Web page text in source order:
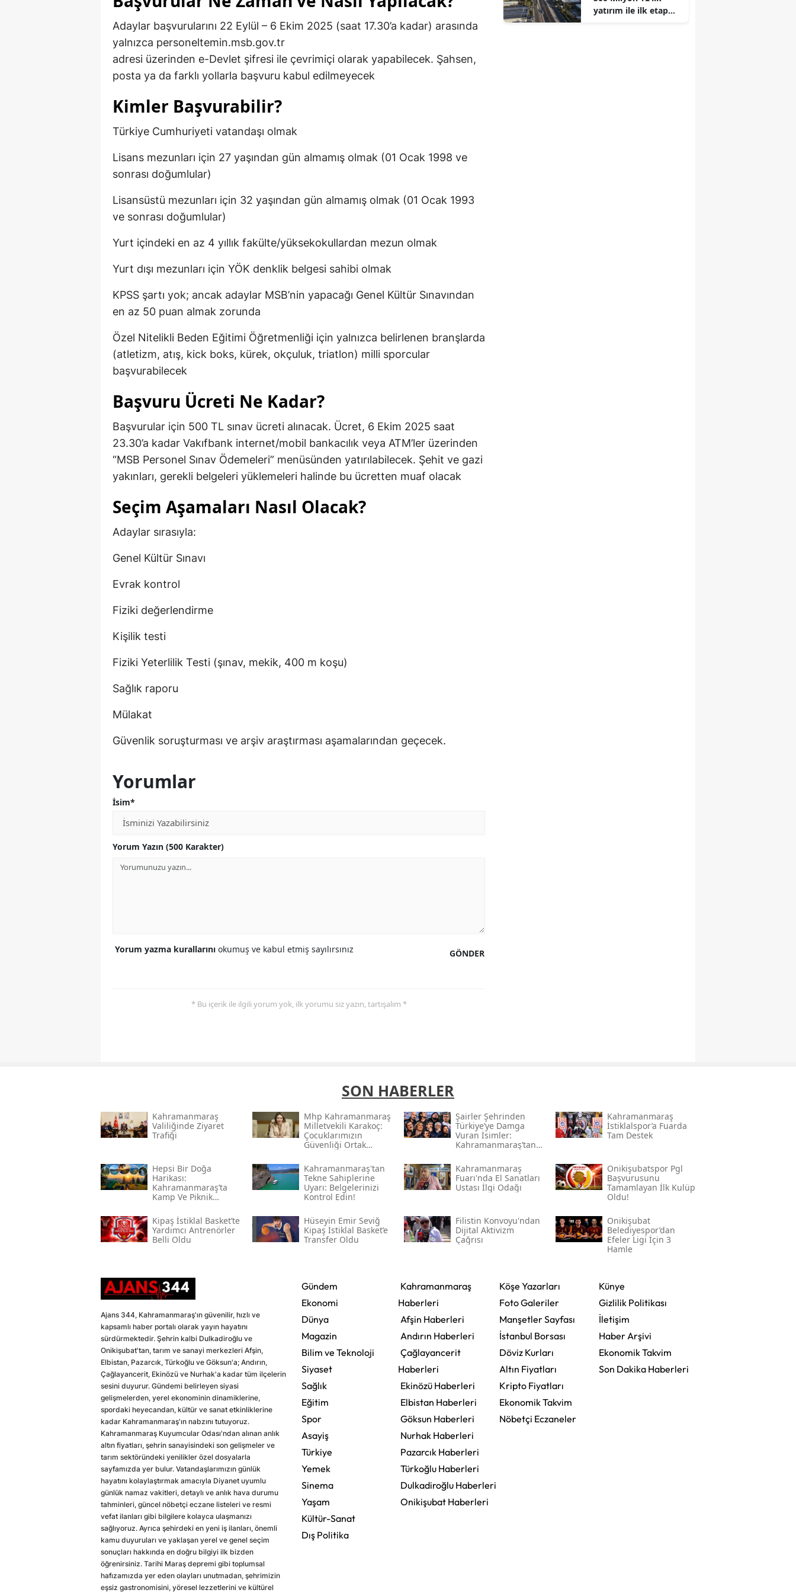
Adaylar başvurularını 22 Eylül – 6 Ekim 2025 (saat 17.30’a kadar) arasında
yalnızca personeltemin.msb.gov.tr
adresi üzerinden e-Devlet şifresi ile çevrimiçi olarak yapabilecek. Şahsen,
posta ya da farklı yollarla başvuru kabul edilmeyecek
Kimler Başvurabilir?
Türkiye Cumhuriyeti vatandaşı olmak
Lisans mezunları için 27 yaşından gün almamış olmak (01 Ocak 1998 ve
sonrası doğumlular)
Lisansüstü mezunları için 32 yaşından gün almamış olmak (01 Ocak 1993
ve sonrası doğumlular)
Yurt içindeki en az 4 yıllık fakülte/yüksekokullardan mezun olmak
Yurt dışı mezunları için YÖK denklik belgesi sahibi olmak
KPSS şartı yok; ancak adaylar MSB’nin yapacağı Genel Kültür Sınavından
en az 50 puan almak zorunda
Özel Nitelikli Beden Eğitimi Öğretmenliği için yalnızca belirlenen branşlarda
(atletizm, atış, kick boks, kürek, okçuluk, triatlon) milli sporcular
başvurabilecek
Başvuru Ücreti Ne Kadar?
Başvurular için 500 TL sınav ücreti alınacak. Ücret, 6 Ekim 2025 saat
23.30’a kadar Vakıfbank internet/mobil bankacılık veya ATM’ler üzerinden
“MSB Personel Sınav Ödemeleri” menüsünden yatırılabilecek. Şehit ve gazi
yakınları, gerekli belgeleri yüklemeleri halinde bu ücretten muaf olacak
Seçim Aşamaları Nasıl Olacak?
Adaylar sırasıyla:
Genel Kültür Sınavı
Evrak kontrol
Fiziki değerlendirme
Kişilik testi
Fiziki Yeterlilik Testi (şınav, mekik, 400 m koşu)
Sağlık raporu
Mülakat
Güvenlik soruşturması ve arşiv araştırması aşamalarından geçecek.
Yorumlar
İsim*
Yorum Yazın (500 Karakter)
GÖNDER
Yorum yazma kurallarını okumuş ve kabul etmiş sayılırsınız
* Bu içerik ile ilgili yorum yok, ilk yorumu siz yazın, tartışalım *
yatırım ile ilk etap
SON HABERLER
Kahramanmaraş
Valiliğinde Ziyaret
Trafiği
Mhp Kahramanmaraş
Milletvekili Karakoç:
Çocuklarımızın
Güvenliği Ortak
Şairler Şehrinden
Türkiye’ye Damga
Vuran İsimler:
Kahramanmaraş’tan
Kahramanmaraş
İstiklalspor’a Fuarda
Tam Destek
Hepsi Bir Doğa
Harikası:
Kahramanmaraş’ta
Kamp Ve Piknik
Güzel Alanlar
Kahramanmaraş'tan
Tekne Sahiplerine
Uyarı: Belgelerinizi
Kontrol Edin!
Kahramanmaraş
Fuarı'nda El Sanatları
Ustası İlgi Odağı
Onikişubatspor Pgl
Başvurusunu
Tamamlayan İlk Kulüp
Oldu!
Kipaş İstiklal Basket’te
Yardımcı Antrenörler
Belli Oldu
Hüseyin Emir Seviğ
Kipaş İstiklal Basket’e
Transfer Oldu
Filistin Konvoyu'ndan
Dijital Aktivizm
Çağrısı
Onikişubat
Belediyespor’dan
Efeler Ligi İçin 3
Hamle
Ajans 344, Kahramanmaraş'ın güvenilir, hızlı ve
kapsamlı haber portalı olarak yayın hayatını
sürdürmektedir. Şehrin kalbi Dulkadiroğlu ve
Onikişubat'tan, tarım ve sanayi merkezleri Afşin,
Elbistan, Pazarcık, Türkoğlu ve Göksun'a; Andırın,
Çağlayancerit, Ekinözü ve Nurhak'a kadar tüm ilçelerin
sesini duyurur. Gündemi belirleyen siyasi
gelişmelerden, yerel ekonominin dinamiklerine,
spordaki heyecandan, kültür ve sanat etkinliklerine
kadar Kahramanmaraş'ın nabzını tutuyoruz.
Kahramanmaraş Kuyumcular Odası'ndan alınan anlık
altın fiyatları, şehrin sanayisindeki son gelişmeler ve
tarım sektöründeki yenilikler özel dosyalarla
sayfamızda yer bulur. Vatandaşlarımızın günlük
hayatını kolaylaştırmak amacıyla Diyanet uyumlu
günlük namaz vakitleri, detaylı ve anlık hava durumu
tahminleri, güncel nöbetçi eczane listeleri ve resmi
vefat ilanları gibi bilgilere kolayca ulaşmanızı
sağlıyoruz. Ayrıca şehirdeki en yeni iş ilanları, önemli
kamu duyuruları ve yaklaşan yerel ve genel seçim
sonuçları hakkında en doğru bilgiyi ilk bizden
öğrenirsiniz. Tarihi Maraş depremi gibi toplumsal
hafızamızda yer eden olayları unutmadan, şehrimizin
eşsiz gastronomisini, yöresel lezzetlerini ve kültürel
Gündem
Ekonomi
Dünya
Magazin
Bilim ve Teknoloji
Siyaset
Sağlık
Eğitim
Spor
Asayiş
Türkiye
Yemek
Sinema
Yaşam
Kültür-Sanat
Dış Politika
Kahramanmaraş
Haberleri
Afşin Haberleri
Andırın Haberleri
Çağlayancerit
Haberleri
Ekinözü Haberleri
Elbistan Haberleri
Göksun Haberleri
Nurhak Haberleri
Pazarcık Haberleri
Türkoğlu Haberleri
Dulkadiroğlu Haberleri
Onikişubat Haberleri
Köşe Yazarları
Foto Galeriler
Manşetler Sayfası
İstanbul Borsası
Döviz Kurları
Altın Fiyatları
Kripto Fiyatları
Ekonomik Takvim
Nöbetçi Eczaneler
Künye
Gizlilik Politikası
İletişim
Haber Arşivi
Ekonomik Takvim
Son Dakika Haberleri